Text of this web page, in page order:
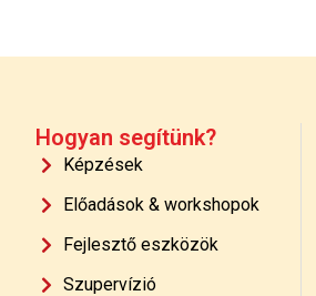
Hogyan segítünk?
Képzések
Előadások & workshopok
Fejlesztő eszközök
Szupervízió